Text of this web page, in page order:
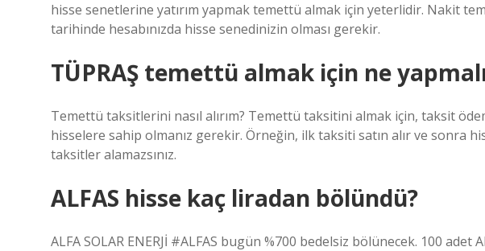
hisse senetlerine yatırım yapmak temettü almak için yeterlidir. Nakit
tarihinde hesabınızda hisse senedinizin olması gerekir.
TÜPRAŞ temettü almak için ne
Temettü taksitlerini nasıl alırım? Temettü taksitini almak için, taksit
hisselere sahip olmanız gerekir. Örneğin, ilk taksiti satın alır ve sonra
taksitler alamazsınız.
ALFAS hisse kaç liradan bölündü?
ALFA SOLAR ENERJİ #ALFAS bugün %700 bedelsiz bölünecek. 100